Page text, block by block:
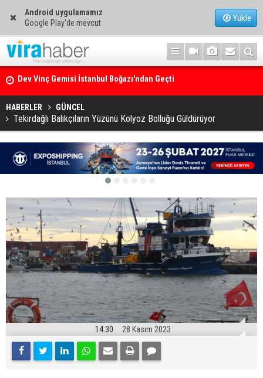
Android uygulamamız
Google Play'de mevcut
Yükle
Ege Denizi’nin En Büyük Mercan Ormanı
HABERLER GÜNCEL
Tekirdağlı Balıkçıların Yüzünü Kolyoz Bolluğu Güldürüyor
14:30 28 Kasım 2023